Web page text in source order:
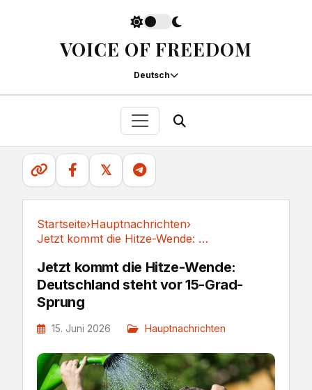
VOICE OF FREEDOM
Deutsch
𝕏
Startseite›Hauptnachrichten›
Jetzt kommt die Hitze-Wende: Deutschland steht...
Jetzt kommt die Hitze-Wende:
Deutschland steht vor 15-Grad-
Sprung
15. Juni 2026 Hauptnachrichten